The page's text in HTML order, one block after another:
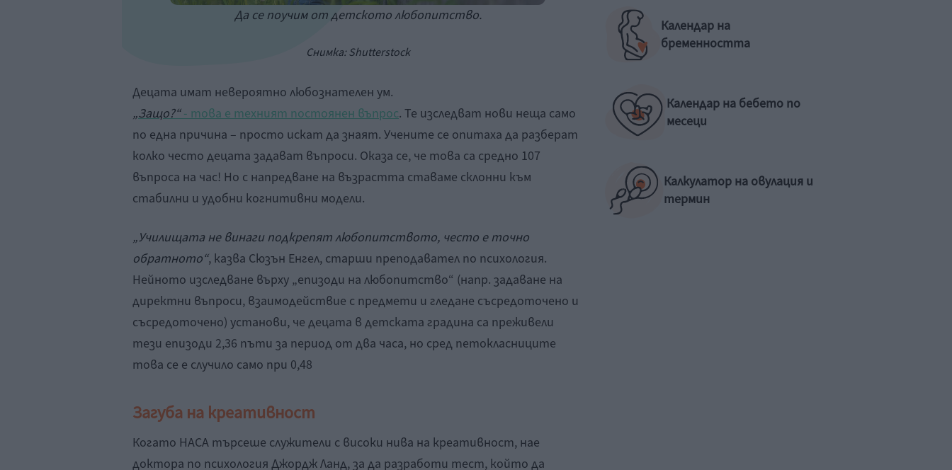
Да се поучим от детското любопитство.
Снимка: Shutterstock
Децата имат невероятно любознателен ум.
„Защо?“- това е техният постоянен въпрос. Те изследват нови неща само
по една причина – просто искат да знаят. Учените се опитаха да разберат
колко често децата задават въпроси. Оказа се, че това са средно 107
въпроса на час! Но с напредване на възрастта ставаме склонни към
стабилни и удобни когнитивни модели.
„Училищата не винаги подкрепят любопитството, често е точно
обратното“, казва Сюзън Енгел, старши преподавател по психология.
Нейното изследване върху „епизоди на любопитство“ (напр. задаване на
директни въпроси, взаимодействие с предмети и гледане съсредоточено и
съсредоточено) установи, че децата в детската градина са преживели
тези епизоди 2,36 пъти за период от два часа, но сред петокласниците
това се е случило само при 0,48
Загуба на креативност
Когато НАСА търсеше служители с високи нива на креативност, нае
доктора по психология Джордж Ланд, за да разработи тест, който да
Календар на
бременността
Календар на бебето по
месеци
Калкулатор на овулация и
термин